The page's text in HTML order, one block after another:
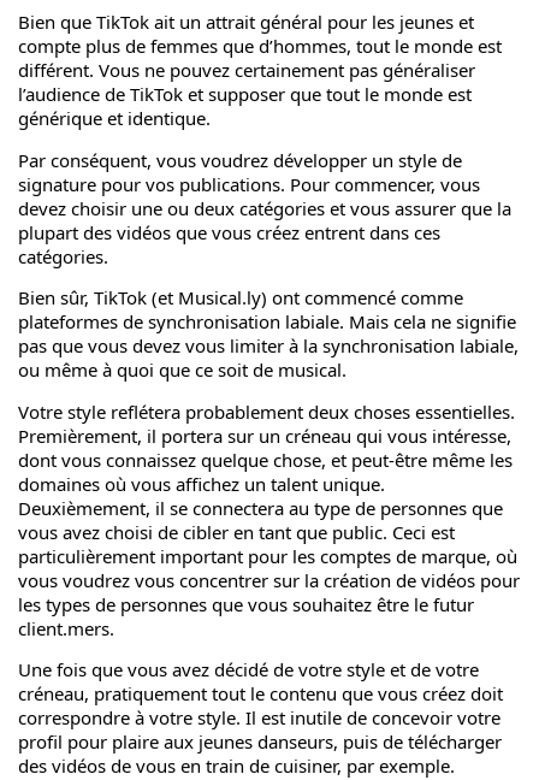
Bien que TikTok ait un attrait général pour les jeunes et
compte plus de femmes que d’hommes, tout le monde est
différent. Vous ne pouvez certainement pas généraliser
l’audience de TikTok et supposer que tout le monde est
générique et identique.
Par conséquent, vous voudrez développer un style de
signature pour vos publications. Pour commencer, vous
devez choisir une ou deux catégories et vous assurer que la
plupart des vidéos que vous créez entrent dans ces
catégories.
Bien sûr, TikTok (et Musical.ly) ont commencé comme
plateformes de synchronisation labiale. Mais cela ne signifie
pas que vous devez vous limiter à la synchronisation labiale,
ou même à quoi que ce soit de musical.
Votre style reflétera probablement deux choses essentielles.
Premièrement, il portera sur un créneau qui vous intéresse,
dont vous connaissez quelque chose, et peut-être même les
domaines où vous affichez un talent unique.
Deuxièmement, il se connectera au type de personnes que
vous avez choisi de cibler en tant que public. Ceci est
particulièrement important pour les comptes de marque, où
vous voudrez vous concentrer sur la création de vidéos pour
les types de personnes que vous souhaitez être le futur
client.mers.
Une fois que vous avez décidé de votre style et de votre
créneau, pratiquement tout le contenu que vous créez doit
correspondre à votre style. Il est inutile de concevoir votre
profil pour plaire aux jeunes danseurs, puis de télécharger
des vidéos de vous en train de cuisiner, par exemple.